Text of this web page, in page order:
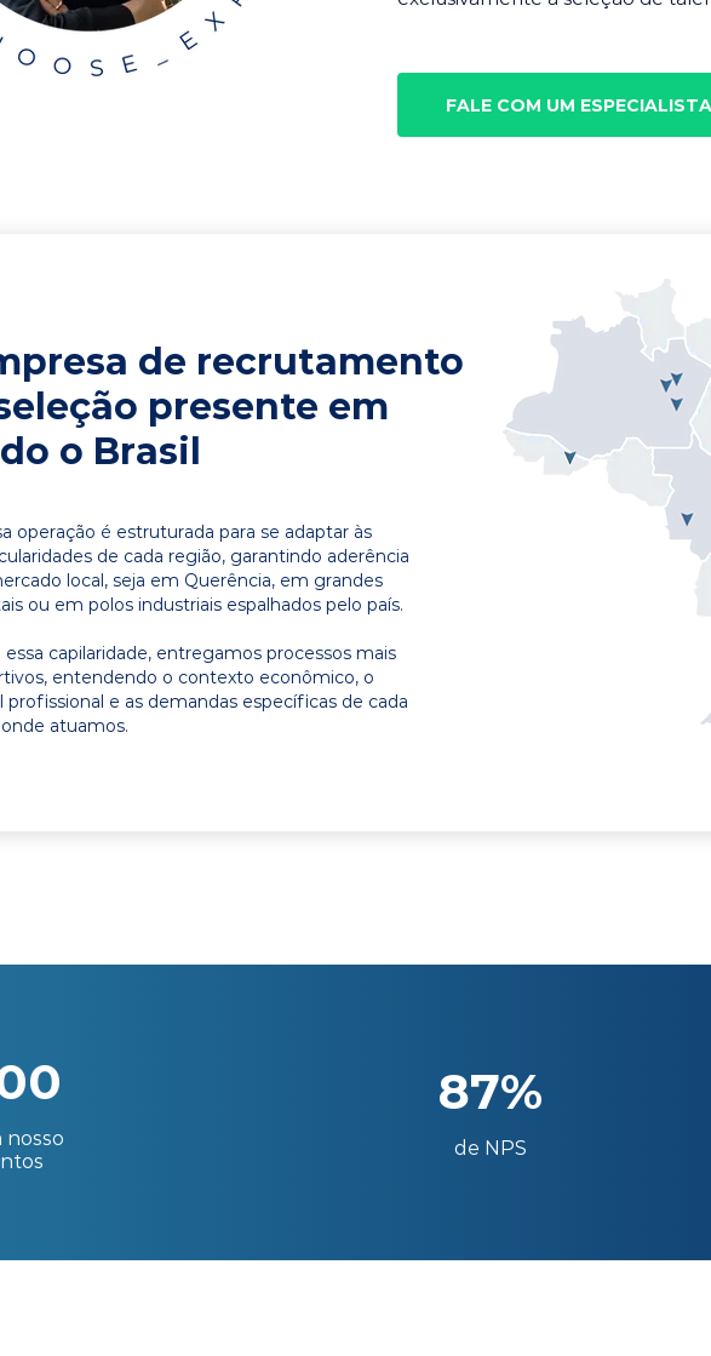
FALE COM UM ESPECIALISTA
de recrutamento
presente em
o Brasil
operação é estruturada para se adaptar às
de cada região, garantindo aderência
local, seja em Querência, em grandes
ou em polos industriais espalhados pelo país.
essa capilaridade, entregamos processos mais
entendendo o contexto econômico, o
profissional e as demandas específicas de cada
atuamos.
nosso
87%
de NPS